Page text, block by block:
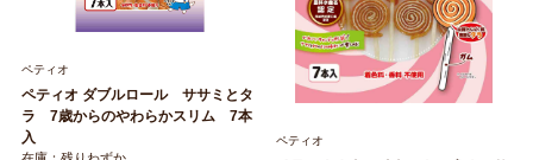
ペティオ
ペティオ ダブルロール ササミとタ
ラ 7歳からのやわらかスリム 7本
入
ペティオ